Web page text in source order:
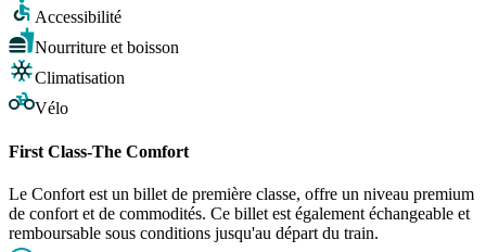
Accessibilité
Nourriture et boisson
Climatisation
Vélo
First Class-The Comfort
Le Confort est un billet de première classe, offre un niveau premium
de confort et de commodités. Ce billet est également échangeable et
remboursable sous conditions jusqu'au départ du train.